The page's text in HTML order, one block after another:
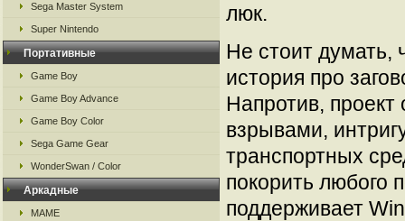
Sega Master System
Super Nintendo
Портативные
Game Boy
Game Boy Advance
Game Boy Color
Sega Game Gear
WonderSwan / Color
Аркадные
MAME
люк.
Не стоит думать,
история про
Напротив,
взрывами,
транспортных
покорить любого
поддерживает